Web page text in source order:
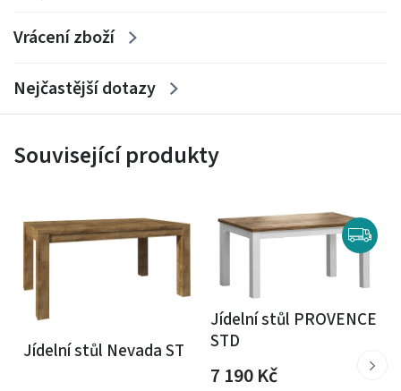
Vrácení zboží
Nejčastější dotazy
Související produkty
Jídelní stůl Nevada ST
Jídelní stůl PROVENCE
STD
7 190Kč